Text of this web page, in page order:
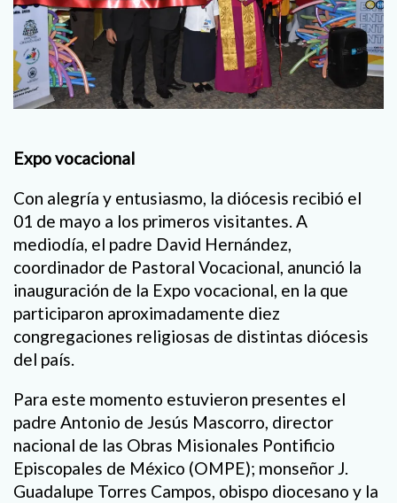
Expo vocacional
Con alegría y entusiasmo, la diócesis recibió el
01 de mayo a los primeros visitantes. A
mediodía, el padre David Hernández,
coordinador de Pastoral Vocacional, anunció la
inauguración de la Expo vocacional, en la que
participaron aproximadamente diez
congregaciones religiosas de distintas diócesis
del país.
Para este momento estuvieron presentes el
padre Antonio de Jesús Mascorro, director
nacional de las Obras Misionales Pontificio
Episcopales de México (OMPE); monseñor J.
Guadalupe Torres Campos, obispo diocesano y la